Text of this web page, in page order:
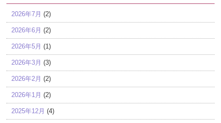
2026年7月 (2)
2026年6月 (2)
2026年5月 (1)
2026年3月 (3)
2026年2月 (2)
2026年1月 (2)
2025年12月 (4)